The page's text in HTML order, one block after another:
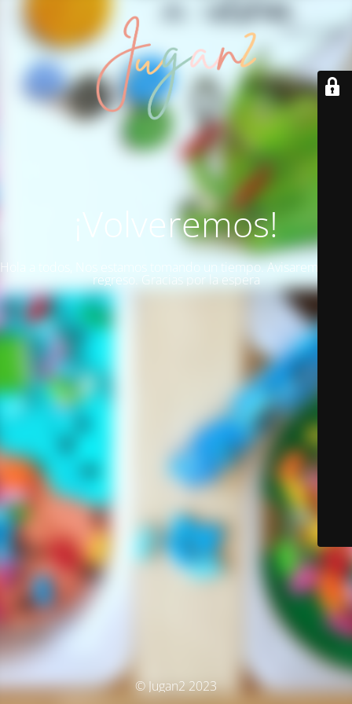
¡Volveremos!
Hola a todos, Nos estamos tomando un tiempo. Avisaremos del
regreso. Gracias por la espera
© Jugan2 2023